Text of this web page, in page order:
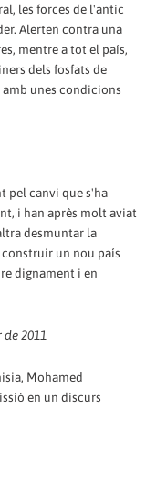
les forces de l'antic
Alerten contra una
mentre a tot el país,
dels fosfats de
unes condicions
pel canvi que s'ha
i han après molt aviat
desmuntar la
un nou país
dignament i en
2011
Mohamed
en un discurs